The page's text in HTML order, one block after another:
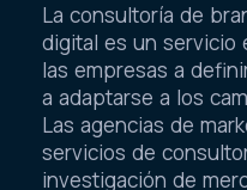
La consultoría de
digital es un servicio
las empresas a
a adaptarse a los
Las agencias de
servicios de
investigación de